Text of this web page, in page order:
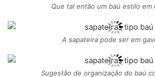
Que tal então um baú estilo em
A sapateira pode ser em
Sugestão de organização do baú